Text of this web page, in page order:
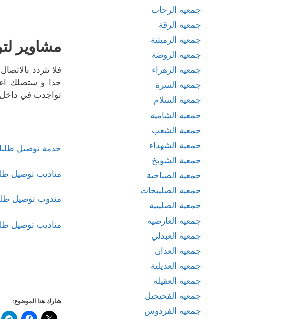
مشاوير
فلا تتردد
جدا و ستصلك
تواجدت في
خدمة توصيل
مناديب توصيل
مندوب توصيل
مناديب توصيل
شارك هذا الموضوع:
جمعية الرحاب
جمعية الرقة
جمعية الرميثية
جمعية الروضة
جمعية الزهراء
جمعية السرة
جمعية السلام
جمعية الشامية
جمعية الشعب
جمعية الشهداء
جمعية الشويخ
جمعية الصباحية
جمعية الصليبخات
جمعية الصليبية
جمعية العارضية
جمعية العبدلي
جمعية العدان
جمعية العديلية
جمعية العقيلة
جمعية الفحيحيل
جمعية الفردوس